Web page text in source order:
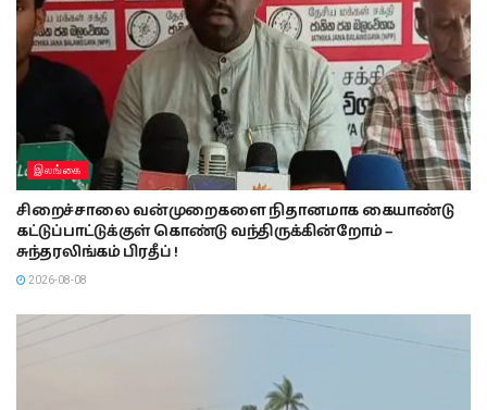
இலங்கை
சிறைச்சாலை வன்முறைகளை நிதானமாக கையாண்டு
கட்டுப்பாட்டுக்குள் கொண்டு வந்திருக்கின்றோம் –
சுந்தரலிங்கம் பிரதீப் !
2026-08-08